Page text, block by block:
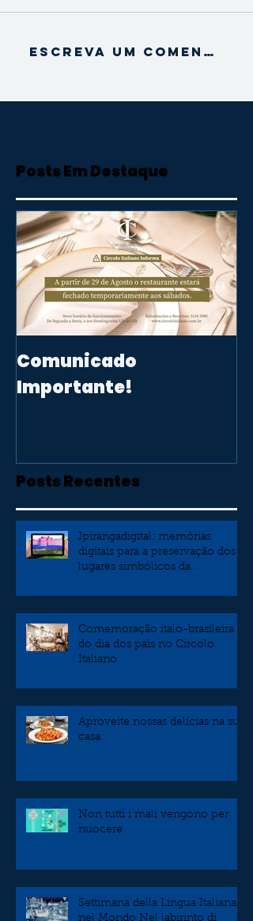
Escreva um comentário
Posts Em Destaque
Comunicado
Importante!
Posts Recentes
Ipirangadigital: memórias
digitais para a preservação dos
lugares simbólicos da
Comemoração italo-brasileira
do dia dos pais no Circolo
Italiano
Aproveite nossas delícias na sua
casa
Non tutti i mali vengono per
nuocere
Settimana della Lingua Italiana
nel Mondo Nel labirinto di